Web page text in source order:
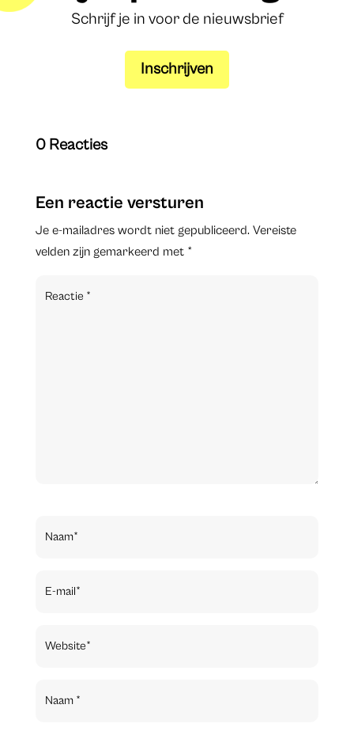
Schrijf je in voor de nieuwsbrief
Inschrijven
0 Reacties
Een reactie versturen
Je e-mailadres wordt niet gepubliceerd. Vereiste
velden zijn gemarkeerd met *